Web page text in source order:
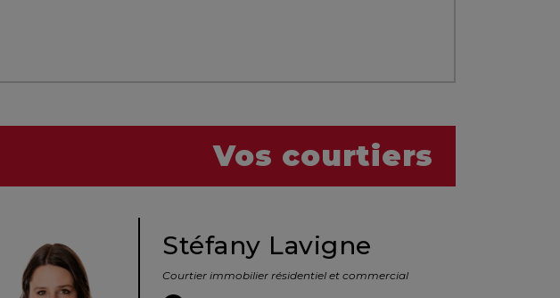
Vos courtiers
Stéfany Lavigne
Courtier immobilier résidentiel et commercial